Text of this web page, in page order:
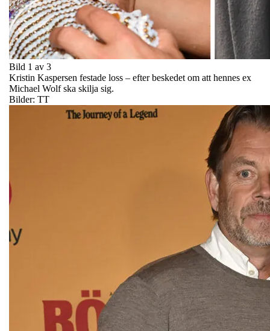
Bild 1 av 3
Kristin Kaspersen festade loss – efter beskedet om att hennes ex
Michael Wolf ska skilja sig.
Bilder: TT